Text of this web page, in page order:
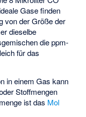
ideale Gasefinden
von der Größe der
dieselbe
die ppm-
für das
in einem Gas kann
Stoffmengen
ist das Mol